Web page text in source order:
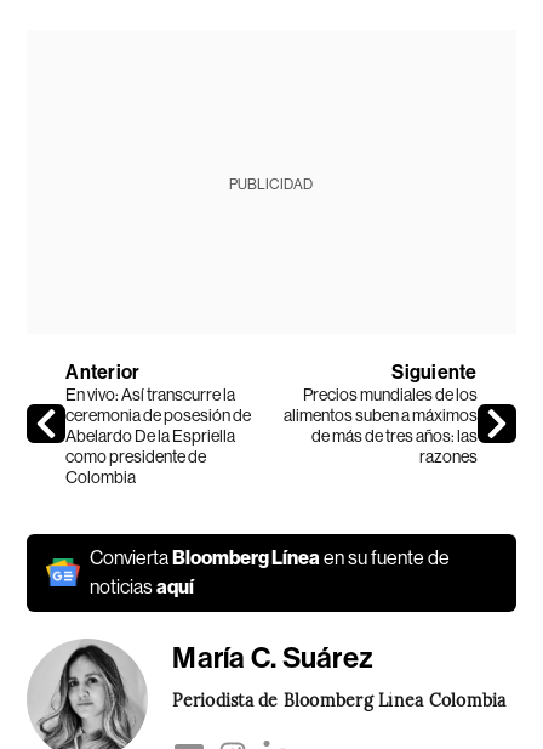
PUBLICIDAD
Anterior
En vivo: Así transcurre la
ceremonia de posesión de
Abelardo De la Espriella
como presidente de
Colombia
Siguiente
Precios mundiales de los
alimentos suben a máximos
de más de tres años: las
razones
ConviertaBloomberg Línea en su fuente de
noticiasaquí
María C. Suárez
Periodista de Bloomberg Línea Colombia